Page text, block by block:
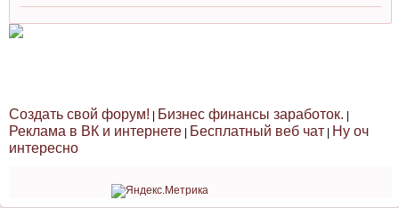
Создать свой форум! | Бизнес финансы заработок. |
Реклама в ВК и интернете | Бесплатный веб чат | Ну оч
интересно